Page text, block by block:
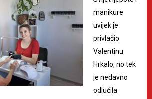
manikure
uvijek je
privlačio
Valentinu
Hrkalo, no tek
je nedavno
odlučila